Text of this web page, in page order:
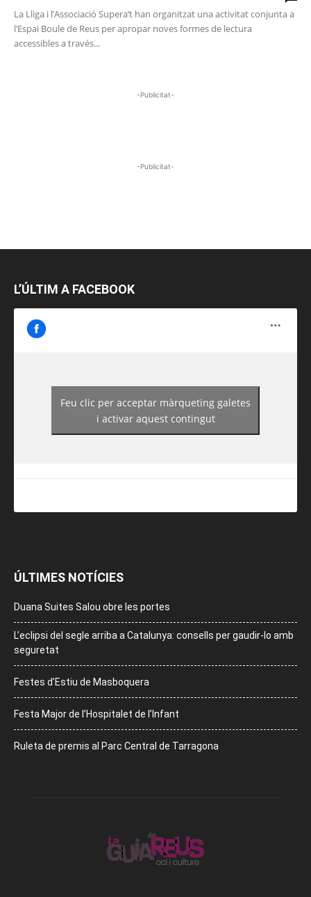
La Lliga i l’Associació Supera’t han organitzat una activitat conjunta a
l’Espai Boule de Reus per apropar noves formes de lectura
accessibles a través...
-Publicitat-
-Publicitat-
L’ÚLTIM A FACEBOOK
https://www.facebook.com/guiadereus/
Feu clic per acceptar màrqueting galetes
i activar aquest contingut
ÚLTIMES NOTÍCIES
Duana Suites Salou obre les portes
L’eclipsi del segle arriba a Catalunya: consells per gaudir-lo amb
seguretat
Festes d’Estiu de Masboquera
Festa Major de l’Hospitalet de l’Infant
Ruleta de premis al Parc Central de Tarragona